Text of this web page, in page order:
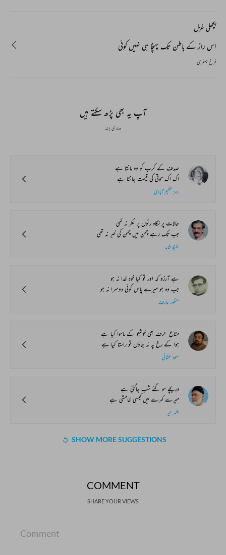
پچھلی غزل
اس راز کے باطن تک پہنچا ہی نہیں کوئی
فرخ جعفری
آپ یہ بھی پڑھ سکتے ہیں
ہماری پسند
صدف کے کرب کو وہ مانتا ہے
اک اک موتی کی قیمت جانتا ہے
رمز عظیم آبادی
حالات پر نگاہ رتوں پر نظر نہ تھی
جب تک رہے چمن میں چمن کی خبر نہ تھی
حفیظ شاہد
ہے آرزو کہ اور تو کیا خود خدا نہ ہو
جب وہ ہو میرے پاس کوئی دوسرا نہ ہو
منظور عارف
متاع_حرف بھی خوشبو کے ماسوا کیا ہے
ہوا کے رخ پہ نہ جاؤں تو راستا کیا ہے
سعود عثمانی
دریچے سو گئے شب جاگتی ہے
میرے کمرے میں کیسی خامشی ہے
اظہر نیر
SHOW MORE SUGGESTIONS
COMMENT
SHARE YOUR VIEWS
Comment